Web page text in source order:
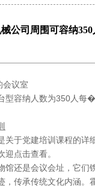
公司周围可容纳
会议室
型容纳人数为350人
关于党建培训课程的详
点击查看。
馆还是会议会址，它们
，传承传统文化内涵。